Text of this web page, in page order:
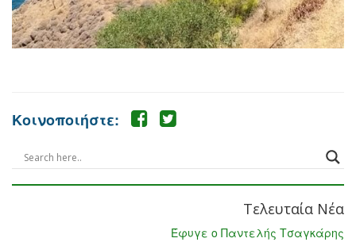
Κοινοποιήστε:
Τελευταία Νέα
Έφυγε ο Παντελής Τσαγκάρης